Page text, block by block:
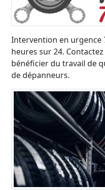
Intervention en urgence
heures sur 24.
bénéficier du travail de
de dépanneurs.